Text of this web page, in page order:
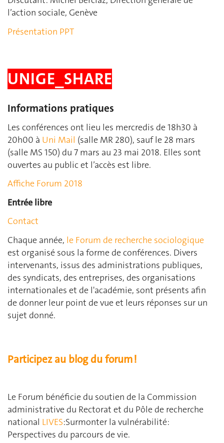
l’action sociale, Genève
Présentation PPT
UNIGE_SHARE
Informations pratiques
Les conférences ont lieu les mercredis de 18h30 à
20h00 à Uni Mail (salle MR 280), sauf le 28 mars
(salle MS 150) du 7 mars au 23 mai 2018. Elles sont
ouvertes au public et l’accès est libre.
Affiche Forum 2018
Entrée libre
Contact
Chaque année, le Forum de recherche sociologique
est organisé sous la forme de conférences. Divers
intervenants, issus des administrations publiques,
des syndicats, des entreprises, des organisations
internationales et de l'académie, sont présents afin
de donner leur point de vue et leurs réponses sur un
sujet donné.
Participez au blog du forum !
Le Forum bénéficie du soutien de la Commission
administrative du Rectorat et du Pôle de recherche
national LIVES:Surmonter la vulnérabilité:
Perspectives du parcours de vie.